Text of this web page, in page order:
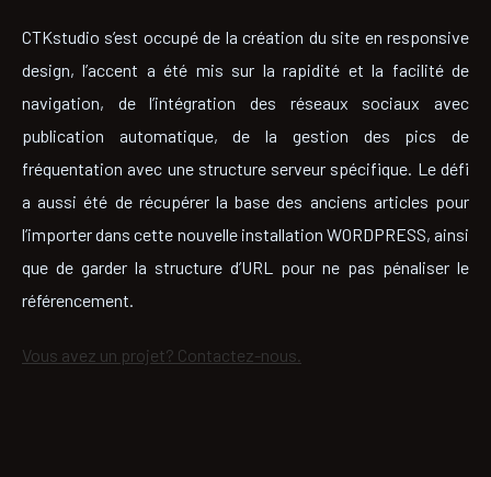
CTKstudio s’est occupé de la création du site en responsive
design, l’accent a été mis sur la rapidité et la facilité de
navigation, de l’intégration des réseaux sociaux avec
publication automatique, de la gestion des pics de
fréquentation avec une structure serveur spécifique. Le défi
a aussi été de récupérer la base des anciens articles pour
l’importer dans cette nouvelle installation WORDPRESS, ainsi
que de garder la structure d’URL pour ne pas pénaliser le
référencement.
Vous avez un projet? Contactez-nous.